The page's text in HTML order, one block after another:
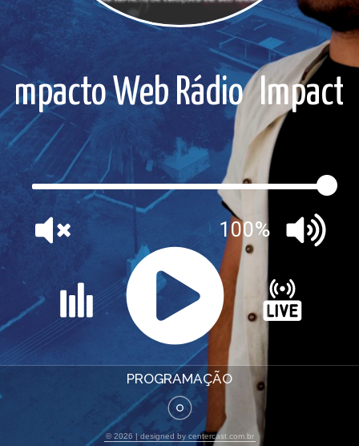
Impacto Web Rádio
100%
PROGRAMAÇÃO
©2026 | designed by centercast.com.br